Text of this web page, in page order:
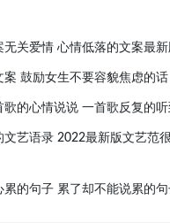
关爱情 心情低落的文案最新
案 鼓励女生不要容貌焦虑的话
歌的心情说说 一首歌反复的
文艺语录 2022最新版文艺范
累的句子 累了却不能说累的